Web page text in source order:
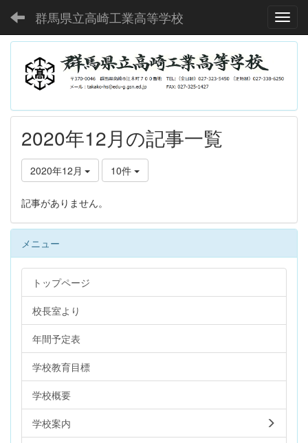
群馬県立高崎工業高等学校
2020年12月の記事一覧
2020年12月 10件
記事がありません。
メニュー
トップページ
校長室より
年間予定表
学校教育目標
学校概要
学校案内